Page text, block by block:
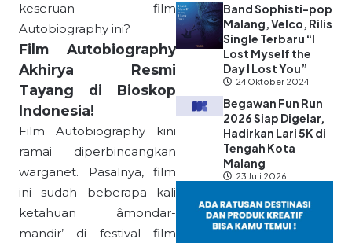
keseruan film
Autobiography ini?
Film Autobiography
Akhirya Resmi
Tayang di Bioskop
Indonesia!
Film Autobiography kini
ramai diperbincangkan
warganet. Pasalnya, film
ini sudah beberapa kali
ketahuan âmondar-
mandir’ di festival film
Band Sophisti-pop
Malang, Velco, Rilis
Single Terbaru “I
Lost Myself the
Day I Lost You”
24 Oktober 2024
Begawan Fun Run
2026 Siap Digelar,
Hadirkan Lari 5K di
Tengah Kota
Malang
23 Juli 2026